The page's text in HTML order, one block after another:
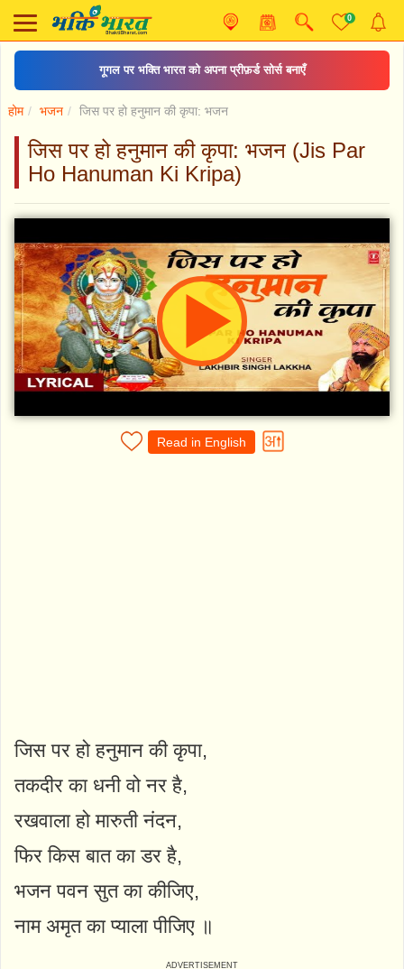
0
गूगल पर भक्ति भारत को अपना प्रीफ़र्ड सोर्स बनाएँ
होम भजन जिस पर हो हनुमान की कृपा: भजन
जिस पर हो हनुमान की कृपा: भजन (Jis Par
Ho Hanuman Ki Kripa)
Read in English
जिस पर हो हनुमान की कृपा,
तकदीर का धनी वो नर है,
रखवाला हो मारुती नंदन,
फिर किस बात का डर है,
भजन पवन सुत का कीजिए,
नाम अमृत का प्याला पीजिए ॥